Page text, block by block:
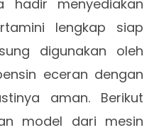
hadir menyediakan
lengkap siap
digunakan oleh
eceran dengan
aman. Berikut
model dari mesin